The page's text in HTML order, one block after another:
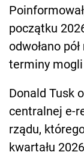
początku
odwołano
terminy
Donald Tusk
centralnej e-
rządu,
kwartału